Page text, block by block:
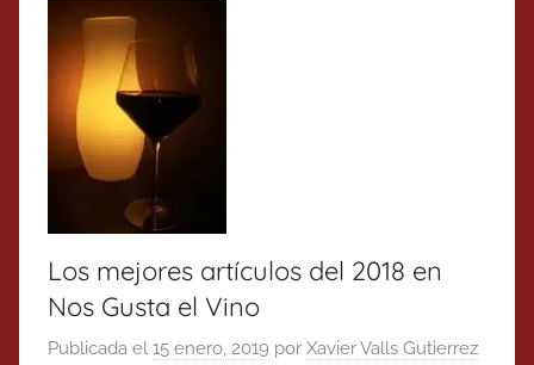
Los mejores artículos del 2018 en
Nos Gusta el Vino
Publicada el 15 enero, 2019 por Xavier Valls Gutierrez